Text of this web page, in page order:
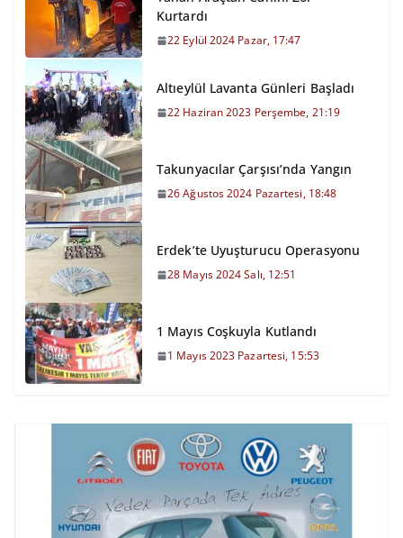
Kurtardı
22 Eylül 2024 Pazar, 17:47
Altıeylül Lavanta Günleri Başladı
22 Haziran 2023 Perşembe, 21:19
Takunyacılar Çarşısı’nda Yangın
26 Ağustos 2024 Pazartesi, 18:48
Erdek’te Uyuşturucu Operasyonu
28 Mayıs 2024 Salı, 12:51
1 Mayıs Coşkuyla Kutlandı
1 Mayıs 2023 Pazartesi, 15:53